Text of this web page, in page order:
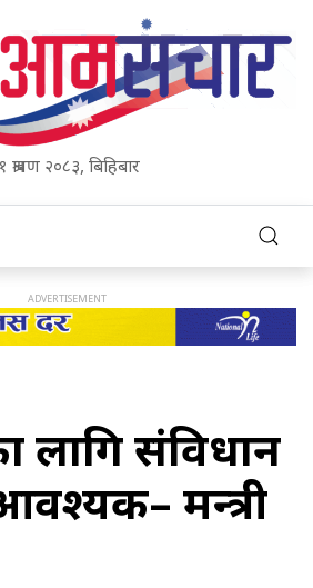
श्रावण २०८३, बिहिबार
लागि संविधान
मन्त्री